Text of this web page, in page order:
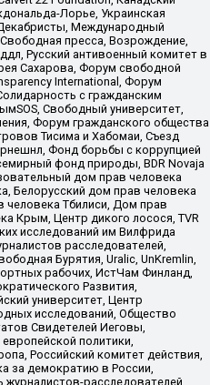
Лорье, Украинская
Международный
пресса, Возрождение,
Русский антивоенный комитет в
Сахарова, Форум свободной
International, Форум
с гражданским
Свободный университет,
Форум гражданского общества
Тисима и Хабомаи, Съезд
Фонд борьбы с коррупцией
фонд природы, BDR Novaja
дом прав человека
Белорусский дом прав человека
Тбилиси, Дом прав
Крым, Центр дикого лосося, TVR
исследований им Вилфрида
расследователей,
Бурятия, Uralic, UnKremlin,
рабочих, ИстЧам Финланд,
Развития,
университет, Центр
исследований, Общество
Свидетелей Иеговы,
политики,
Российский комитет действия,
за демократию в России,
журналистов-расследователей,